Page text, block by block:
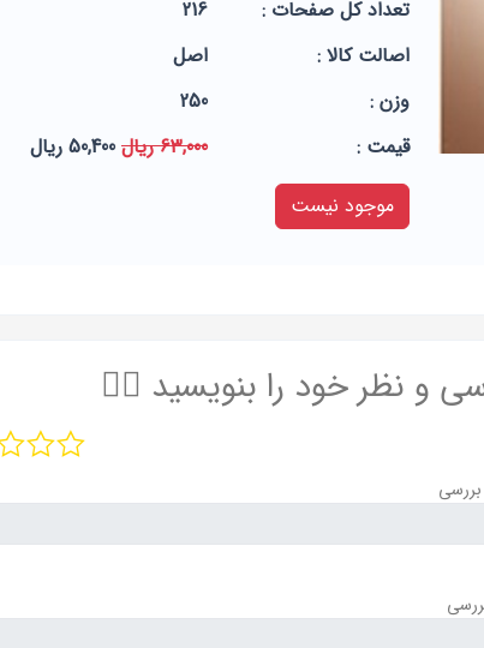
تعداد کل صفحات :
216
اصالت کالا :
اصل
وزن :
250
قيمت :
63,000 ریال
50,400 ریال
موجود نیست
و نظر خود را بنویسید ✍🏻